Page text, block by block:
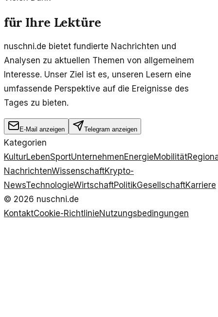
für Ihre Lektüre
nuschni.de bietet fundierte Nachrichten und
Analysen zu aktuellen Themen von allgemeinem
Interesse. Unser Ziel ist es, unseren Lesern eine
umfassende Perspektive auf die Ereignisse des
Tages zu bieten.
E-Mail anzeigen Telegram anzeigen
Kategorien
KulturLebenSportUnternehmenEnergieMobilität
NachrichtenWissenschaftKrypto-
NewsTechnologieWirtschaftPolitikGesellschaftKarriere
© 2026 nuschni.de
KontaktCookie-RichtlinieNutzungsbedingungen